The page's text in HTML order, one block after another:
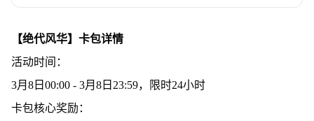
【绝代风华】卡包详情
活动时间：
3月8日00:00 - 3月8日23:59，限时24小时
卡包核心奖励：